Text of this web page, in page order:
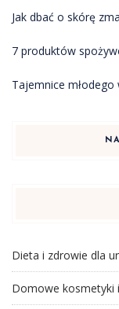
Jak dbać o skórę
7 produktów
Tajemnice
Dieta i zdrowie dla
Domowe kosmetyki